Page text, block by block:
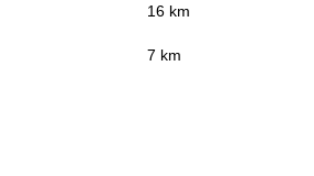
16 km
7 km